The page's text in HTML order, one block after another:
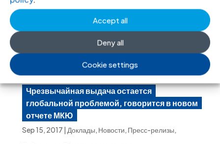
Accept all
Deny all
Cookie settings
Чрезвычайная выдача остается
глобальной проблемой, говорится в новом
отчете МКЮ
Sep 15, 2017 | Доклады, Новости, Пресс-релизы,